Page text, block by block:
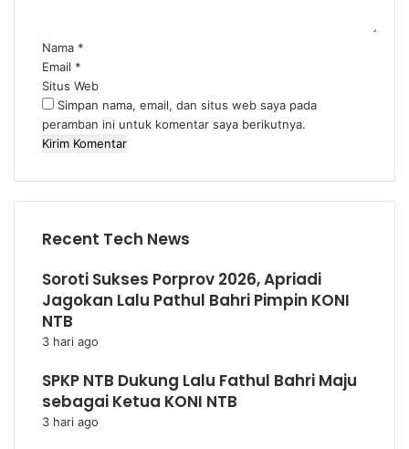
*Nama *
Email *
Situs Web
Simpan nama, email, dan situs web saya pada
peramban ini untuk komentar saya berikutnya.
Recent Tech News
Soroti Sukses Porprov 2026, Apriadi
Jagokan Lalu Pathul Bahri Pimpin KONI
NTB
3 hari ago
SPKP NTB Dukung Lalu Fathul Bahri Maju
sebagai Ketua KONI NTB
3 hari ago